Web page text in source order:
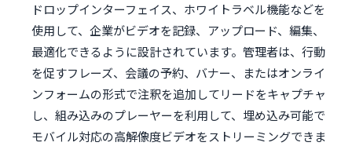
ドロップインターフェイス、ホワイトラベル機能などを
使用して、企業がビデオを記録、アップロード、編集、
最適化できるように設計されています。管理者は、行動
を促すフレーズ、会議の予約、バナー、またはオンライ
ンフォームの形式で注釈を追加してリードをキャプチャ
し、組み込みのプレーヤーを利用して、埋め込み可能で
モバイル対応の高解像度ビデオをストリーミングできま